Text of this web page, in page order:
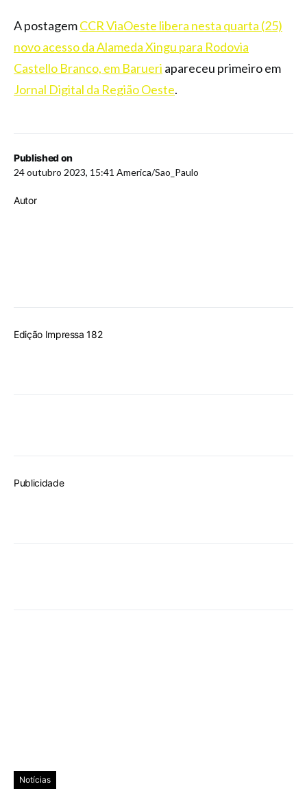
Published on
24 outubro 2023, 15:41 America/Sao_Paulo
Autor
A postagemCCR ViaOeste libera nesta quarta (25)
novo acesso da Alameda Xingu para Rodovia
Castello Branco, em Barueri apareceu primeiro em
Jornal Digital da Região Oeste.
Edição Impressa 182
Publicidade
Notícias